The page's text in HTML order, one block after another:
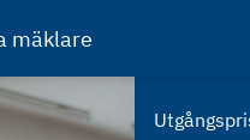
mäklare